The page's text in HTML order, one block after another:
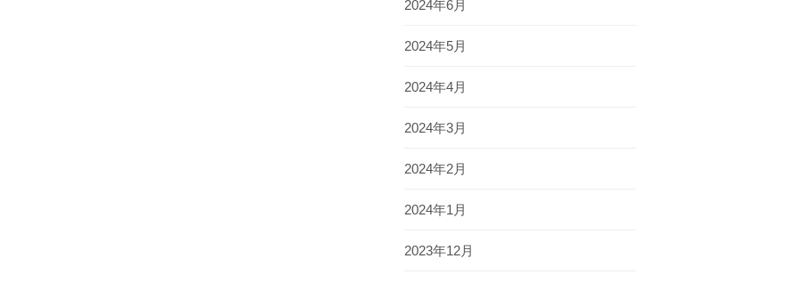
2024年6月
2024年5月
2024年4月
2024年3月
2024年2月
2024年1月
2023年12月